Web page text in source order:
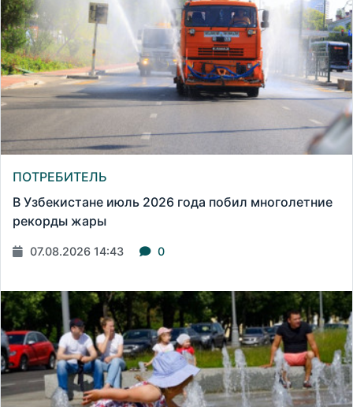
ПОТРЕБИТЕЛЬ
В Узбекистане июль 2026 года побил многолетние
рекорды жары
07.08.2026 14:43 0